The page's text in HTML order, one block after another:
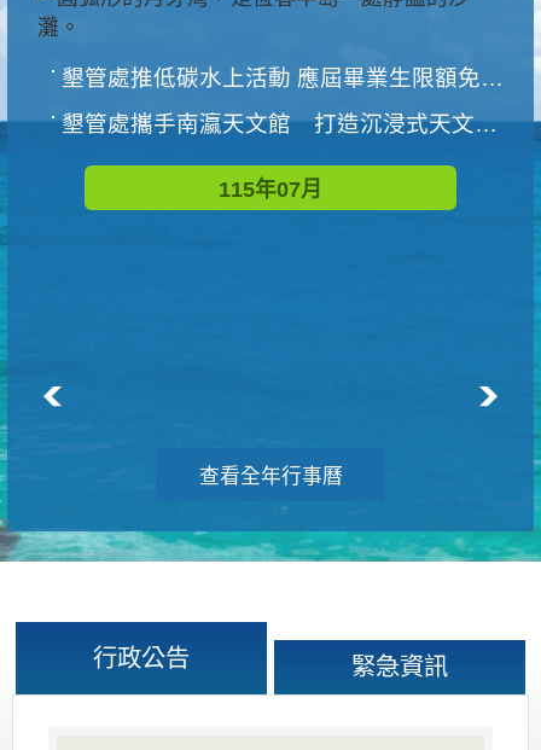
墾管處推低碳水上活動 應屆畢業生限額免費參加
墾管處攜手南瀛天文館 打造沉浸式天文探索營隊
115年07月
查看全年行事曆
行政公告 緊急資訊